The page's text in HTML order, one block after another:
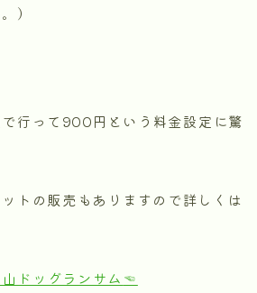
）
行って900円という料金設定に驚
トの販売もありますので詳しくは
山ドッグランサム ☜